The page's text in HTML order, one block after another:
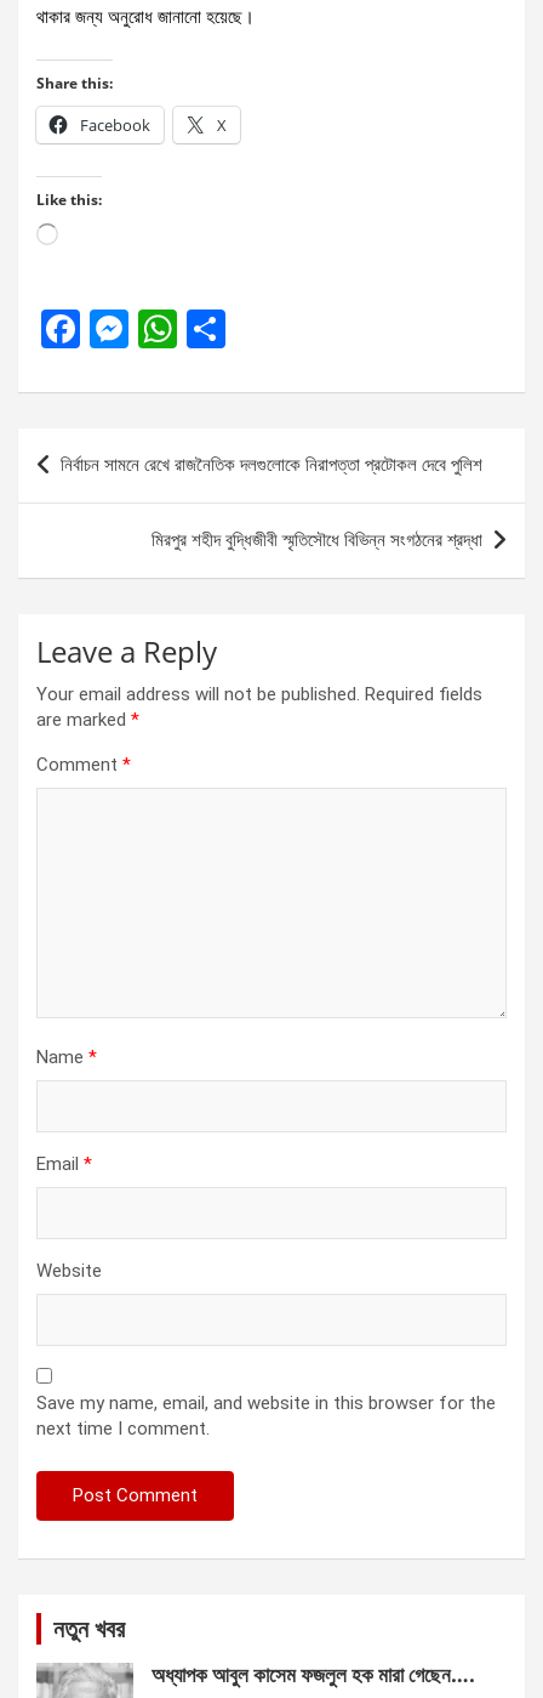
থাকার জন্য অনুরোধ জানানো হয়েছে।
Share this:
Facebook X
Like this:
Loading…
F
ce
b
o
M
se
g
er
W
at
s
A
p
p
ar
Post
navigation
নির্বাচন সামনে রেখে রাজনৈতিক দলগুলোকে নিরাপত্তা প্রটোকল দেবে পুলিশ
মিরপুর শহীদ বুদ্ধিজীবী স্মৃতিসৌধে বিভিন্ন সংগঠনের শ্রদ্ধা
Leave a Reply
Your email address will not be published. Required fields
are marked *
Comment *
Name *
Email *
Website
Save my name, email, and website in this browser for the
next time I comment.
নতুন খবর
অধ্যাপক আবুল কাসেম ফজলুল হক মারা গেছেন….